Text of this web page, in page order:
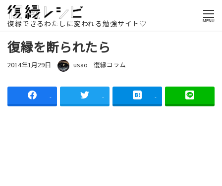
復縁できるわたしに変われる勉強サイト♡ MENU
ホームページ 記事一覧
復縁を断られたら
投稿日
2014年1月29日 著者 usao カテゴリー
復縁コラム
- - -